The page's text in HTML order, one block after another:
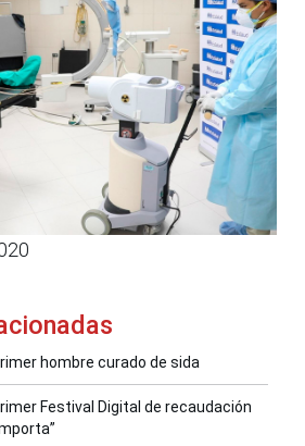
hombre curado de sida
Festival Digital de recaudación